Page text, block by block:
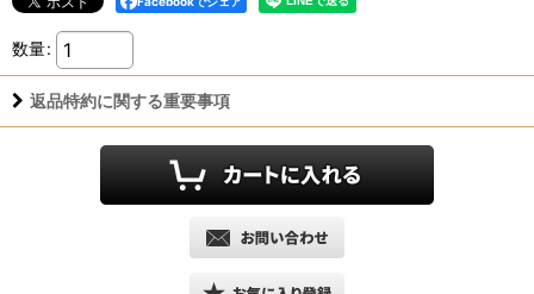
数量:
返品特約に関する重要事項